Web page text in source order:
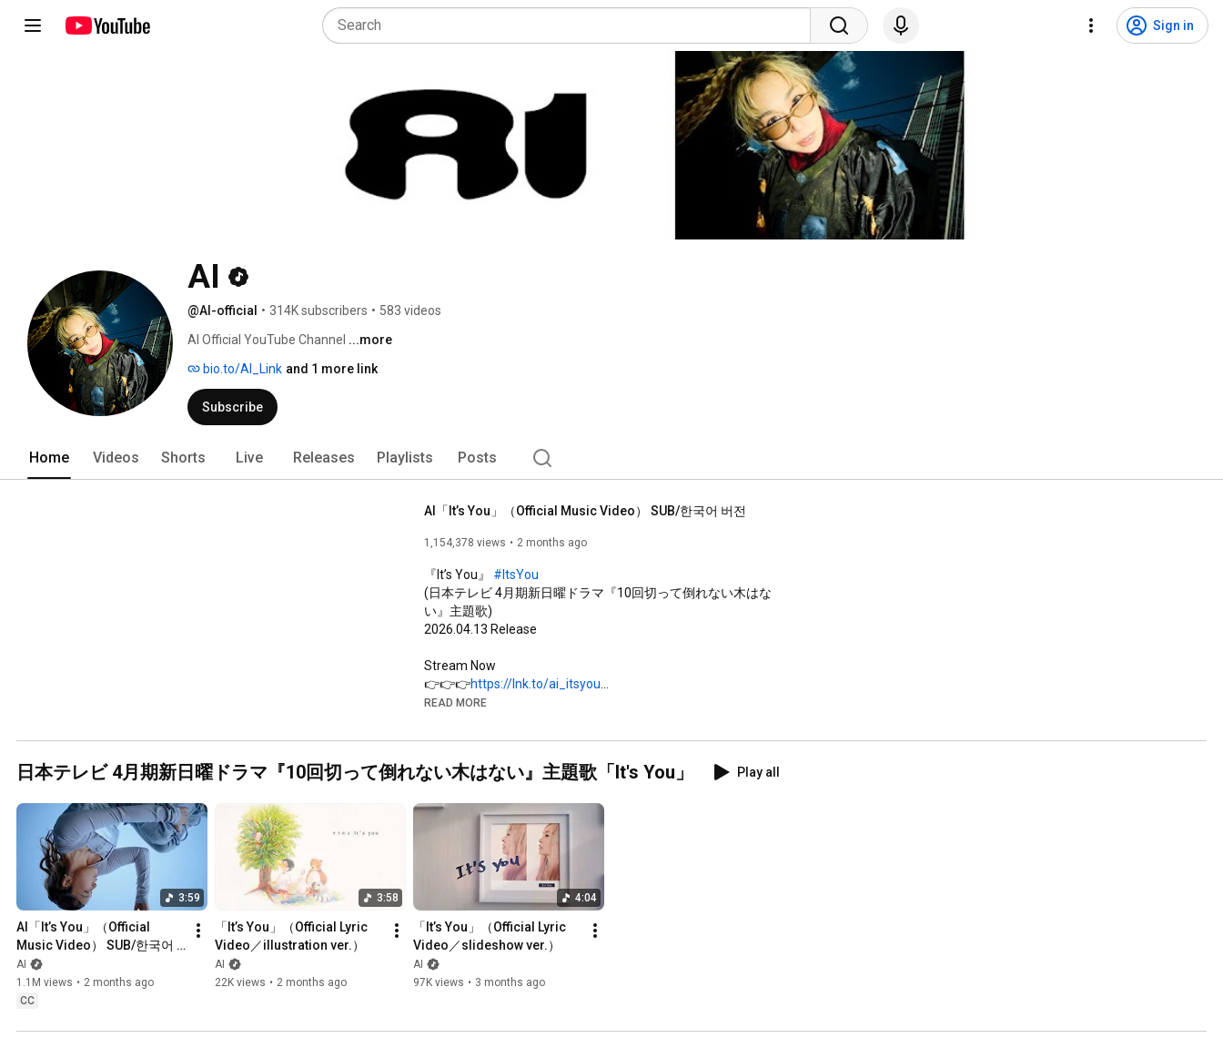
Sign in
AI
@AI-official • 314K subscribers • 583 videos
AI Official YouTube Channel ...more
bio.to/AI_Link and 1 more link
Subscribe
Home Videos Shorts Live Releases Playlists Posts
AI「It’s You」（Official Music Video） SUB/한국어 버전
1,154,378 views 2 months ago
『It’s You』 #ItsYou
(日本テレビ 4月期新日曜ドラマ『10回切って倒れない木はな
い』主題歌)
2026.04.13 Release
Stream Now
👉👉👉https://lnk.to/ai_itsyou
https://www.universal-music.co.jp/ai/...
＝＝＝＝＝＝＝＝＝＝＝＝＝＝＝＝＝＝＝＝＝＝＝＝
Kazane / Sofia / Reo / Nanasari Tamura / Ozen Tamura / Miho
Yasui / Naho Yasui / Mayo Shimazaki / Sayune Nishimoto /
Parney / Lumi
STAFF
Director : Rie Konno (HAVIT ART STUDIO)
Cinematographer : Naohiro Ohashi (HAVIT ART STUDIO)
1st AC : Dag
2nd AC : Hideki Amemiya
3rd AC : Kazuha Sato
Lighting Director : Yuki Maeshima
READ MORE
日本テレビ 4月期新日曜ドラマ『10回切って倒れない木はない』主題歌「It's You」 Play all
3:59
AI「It’s You」（Official
Music Video） SUB/한국어
버전
AI
1.1M views • 2 months ago
CC
3:58
「It’s You」（Official Lyric
Video／illustration ver.）
AI
22K views • 2 months ago
4:04
「It’s You」（Official Lyric
Video／slideshow ver.）
AI
97K views • 3 months ago